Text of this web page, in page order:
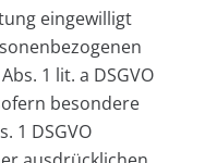
eingewilligt
1 lit. a DSGVO
besondere
1 DSGVO